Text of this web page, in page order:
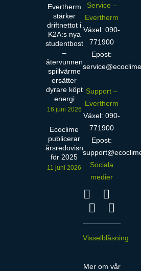
Evertherm
stärker
driftnettot i
K2A:s nya
studentbostäder
–
återvunnen
spillvärme
ersätter
dyrare köpt
energi
16 juni 2026
Ecoclime
publicerar
årsredovisning
för 2025
11 juni 2026
Service –
Evertherm
Växel: 090-
771900
Epost:
Support –
Evertherm
Växel: 090-
771900
Epost:
Sociala
medier
Visselblåsning
Mer om vår